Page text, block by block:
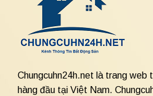
Chungcuhn24h.net là trang web
hàng đầu tại Việt Nam.